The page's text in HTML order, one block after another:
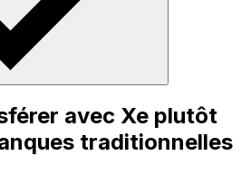
avec Xe plutôt
traditionnelles